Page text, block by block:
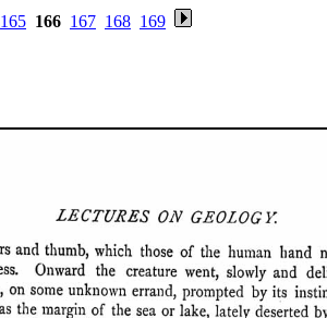
165 166 167 168 169